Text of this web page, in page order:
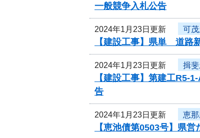
一般競争入札公告
2024年1月23日更新 可
【建設工事】県単 道路
2024年1月23日更新 揖
【建設工事】第建工
告
2024年1月23日更新 恵
【恵池債第0503号】県